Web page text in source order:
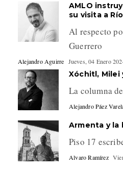
AMLO
su visita a
Al respecto
Guerrero
Alejandro Aguirre Jueves, 04 Enero
Xóchitl, Milei
La columna
Alejandro Páez
Armenta y la
Piso 17
Alvaro Ramírez